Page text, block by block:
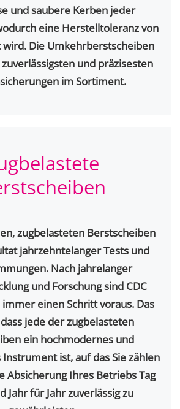
und saubere Kerben jeder
eine Herstelltoleranz von
Die Umkehrberstscheiben
und präzisesten
im Sortiment.
zugbelasteten Berstscheiben
jahrzehntelanger Tests und
Nach jahrelanger
und Forschung sind CDC
einen Schritt voraus. Das
jede der zugbelasteten
ein hochmodernes und
ist, auf das Sie zählen
Absicherung Ihres Betriebs Tag
Jahr für Jahr zuverlässig zu